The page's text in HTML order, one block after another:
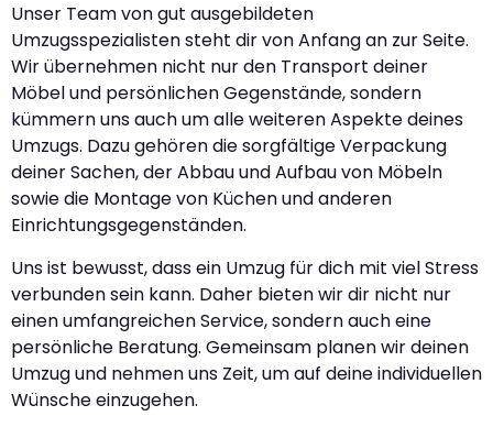
Unser Team von gut ausgebildeten
Umzugsspezialisten steht dir von Anfang an zur Seite.
Wir übernehmen nicht nur den Transport deiner
Möbel und persönlichen Gegenstände, sondern
kümmern uns auch um alle weiteren Aspekte deines
Umzugs. Dazu gehören die sorgfältige Verpackung
deiner Sachen, der Abbau und Aufbau von Möbeln
sowie die Montage von Küchen und anderen
Einrichtungsgegenständen.
Uns ist bewusst, dass ein Umzug für dich mit viel Stress
verbunden sein kann. Daher bieten wir dir nicht nur
einen umfangreichen Service, sondern auch eine
persönliche Beratung. Gemeinsam planen wir deinen
Umzug und nehmen uns Zeit, um auf deine individuellen
Wünsche einzugehen.